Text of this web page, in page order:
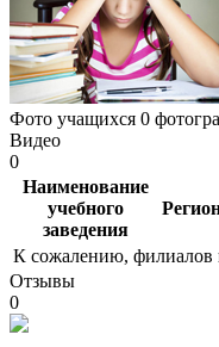
Фото учащихся 0
Видео
0
Наименование
учебного
заведения
К сожалению, филиалов
Отзывы
0